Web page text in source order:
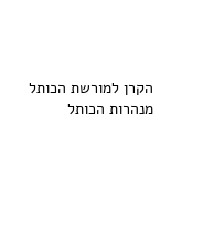
הקרן למורשת הכותל
מנהרות הכותל